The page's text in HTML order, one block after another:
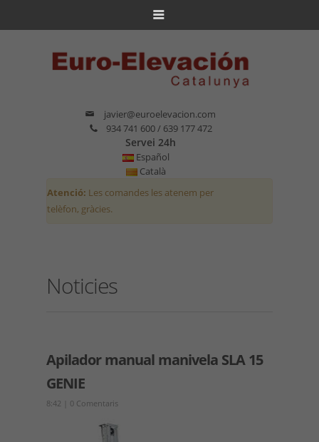
javier@euroelevacion.com
934 741 600 / 639 177 472
Servei 24h
Español
Català
Atenció: Les comandes les atenem per
telèfon, gràcies.
Noticies
Apilador manual manivela SLA 15
GENIE
8:42 0 Comentaris